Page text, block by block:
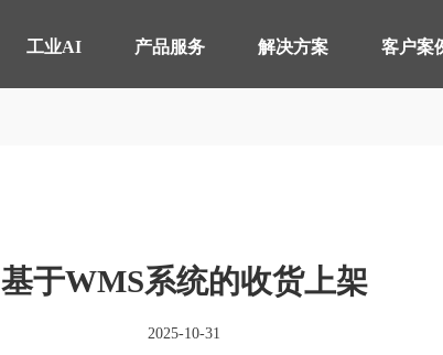
工业AI 产品服务
实验室信息管理系 LIMS
解决方案
线束生产行业
客户案
基于WMS系统的收货上架
2025-10-31
【AI 智能体重塑企业运营管理.pdf